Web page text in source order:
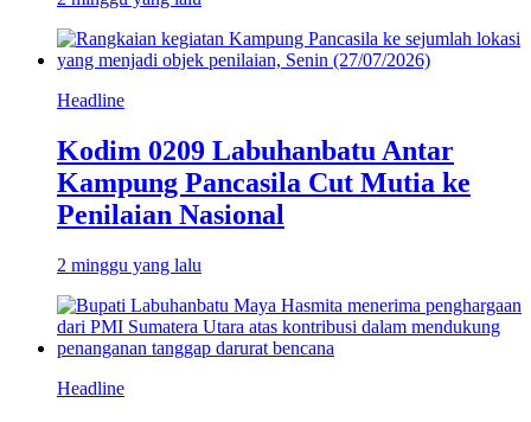
Headline
Kodim 0209 Labuhanbatu Antar
Kampung Pancasila Cut Mutia ke
Penilaian Nasional
2 minggu yang lalu
Headline